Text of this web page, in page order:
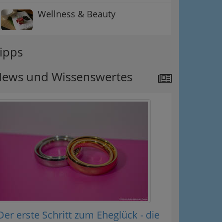
Wellness & Beauty
und Wissenswertes
erste Schritt zum Eheglück - die